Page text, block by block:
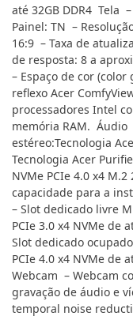
até 32GB DDR4 Tela
Painel: TN –
16:9 – Taxa de
de resposta: 8 a
– Espaço de cor (color
reflexo Acer
processadores Intel
memória RAM.
estéreo:Tecnologia
Tecnologia Acer
NVMe PCIe 4.0 x4
capacidade para a
– Slot dedicado livre
PCIe 3.0 x4 NVMe de
Slot dedicado
PCIe 4.0 x4 NVMe de
Webcam – Webcam
gravação de áudio e
temporal noise